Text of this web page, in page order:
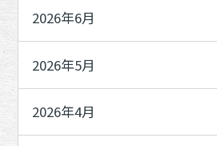
2026年6月
2026年5月
2026年4月